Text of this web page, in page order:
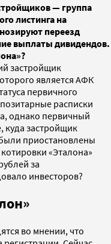
— группа
листинга на
переезд
выплаты дивидендов.
застройщик
является АФК
первичного
расписки
однако первичный
куда застройщик
приостановлены
«Эталона»
за
инвесторов?
во мнении, что